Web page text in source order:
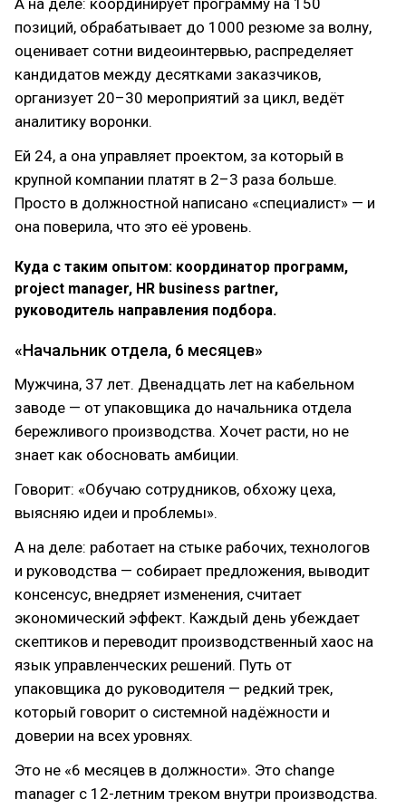
А на деле: координирует программу на 150
позиций, обрабатывает до 1000 резюме за волну,
оценивает сотни видеоинтервью, распределяет
кандидатов между десятками заказчиков,
организует 20–30 мероприятий за цикл, ведёт
аналитику воронки.
Ей 24, а она управляет проектом, за который в
крупной компании платят в 2–3 раза больше.
Просто в должностной написано «специалист» — и
она поверила, что это её уровень.
Куда с таким опытом: координатор программ,
project manager, HR business partner,
руководитель направления подбора.
«Начальник отдела, 6 месяцев»
Мужчина, 37 лет. Двенадцать лет на кабельном
заводе — от упаковщика до начальника отдела
бережливого производства. Хочет расти, но не
знает как обосновать амбиции.
Говорит: «Обучаю сотрудников, обхожу цеха,
выясняю идеи и проблемы».
А на деле: работает на стыке рабочих, технологов
и руководства — собирает предложения, выводит
консенсус, внедряет изменения, считает
экономический эффект. Каждый день убеждает
скептиков и переводит производственный хаос на
язык управленческих решений. Путь от
упаковщика до руководителя — редкий трек,
который говорит о системной надёжности и
доверии на всех уровнях.
Это не «6 месяцев в должности». Это change
manager с 12-летним треком внутри производства.